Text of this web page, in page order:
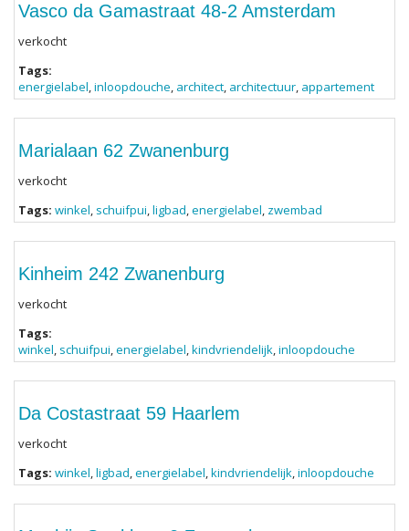
Vasco da Gamastraat 48-2 Amsterdam
verkocht
Tags:
energielabel,inloopdouche, architect, architectuur, appartement
Marialaan 62 Zwanenburg
verkocht
Tags: winkel, schuifpui,ligbad,energielabel, zwembad
Kinheim 242 Zwanenburg
verkocht
Tags:
winkel, schuifpui,energielabel,kindvriendelijk,inloopdouche
Da Costastraat 59 Haarlem
verkocht
Tags: winkel,ligbad,energielabel,kindvriendelijk,inloopdouche